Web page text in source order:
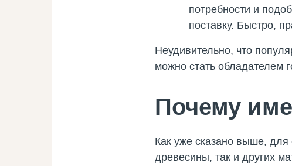
потребности и
поставку. Быстро,
Неудивительно, что
можно стать обладателем
Почему
Как уже сказано выше, для
древесины, так и других